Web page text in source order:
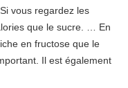
vous regardez les
que le sucre. … En
en fructose que le
Il est également